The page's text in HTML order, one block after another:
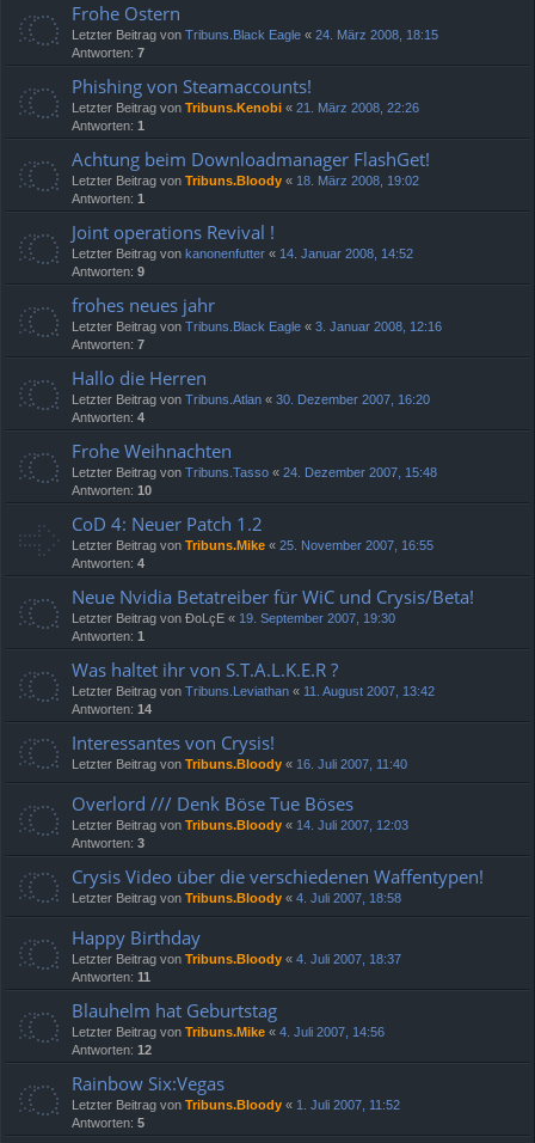
Frohe Ostern
Letzter Beitrag von Tribuns.Black Eagle « 24. März 2008, 18:15
Antworten: 7
Phishing von Steamaccounts!
Letzter Beitrag von Tribuns.Kenobi « 21. März 2008, 22:26
Antworten: 1
Achtung beim Downloadmanager FlashGet!
Letzter Beitrag von Tribuns.Bloody « 18. März 2008, 19:02
Antworten: 1
Joint operations Revival !
Letzter Beitrag von kanonenfutter « 14. Januar 2008, 14:52
Antworten: 9
frohes neues jahr
Letzter Beitrag von Tribuns.Black Eagle « 3. Januar 2008, 12:16
Antworten: 7
Hallo die Herren
Letzter Beitrag von Tribuns.Atlan « 30. Dezember 2007, 16:20
Antworten: 4
Frohe Weihnachten
Letzter Beitrag von Tribuns.Tasso « 24. Dezember 2007, 15:48
Antworten: 10
CoD 4: Neuer Patch 1.2
Letzter Beitrag von Tribuns.Mike « 25. November 2007, 16:55
Antworten: 4
Neue Nvidia Betatreiber für WiC und Crysis/Beta!
Letzter Beitrag von ÐoLçE « 19. September 2007, 19:30
Antworten: 1
Was haltet ihr von S.T.A.L.K.E.R ?
Letzter Beitrag von Tribuns.Leviathan « 11. August 2007, 13:42
Antworten: 14
Interessantes von Crysis!
Letzter Beitrag von Tribuns.Bloody « 16. Juli 2007, 11:40
Overlord /// Denk Böse Tue Böses
Letzter Beitrag von Tribuns.Bloody « 14. Juli 2007, 12:03
Antworten: 3
Crysis Video über die verschiedenen Waffentypen!
Letzter Beitrag von Tribuns.Bloody « 4. Juli 2007, 18:58
Happy Birthday
Letzter Beitrag von Tribuns.Bloody « 4. Juli 2007, 18:37
Antworten: 11
Blauhelm hat Geburtstag
Letzter Beitrag von Tribuns.Mike « 4. Juli 2007, 14:56
Antworten: 12
Rainbow Six:Vegas
Letzter Beitrag von Tribuns.Bloody « 1. Juli 2007, 11:52
Antworten: 5